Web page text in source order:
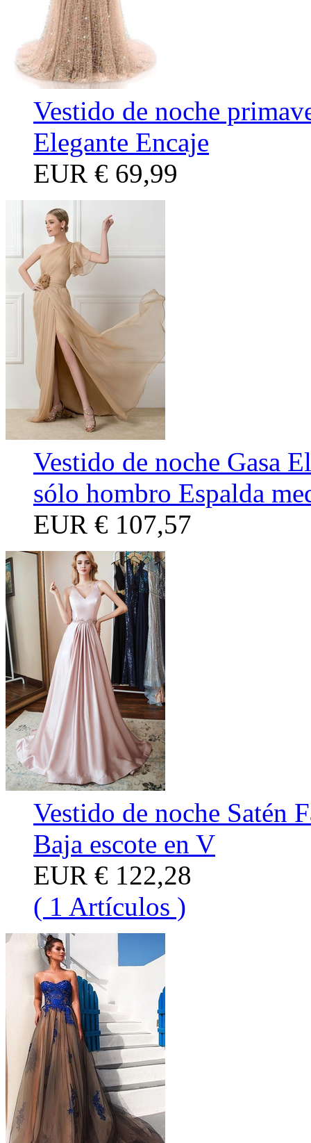
Vestido de noche
Elegante Encaje
EUR € 69,99
Vestido de noche Gasa
sólo hombro Espalda
EUR € 107,57
Vestido de noche Satén
Baja escote en V
EUR € 122,28
( 1 Artículos )